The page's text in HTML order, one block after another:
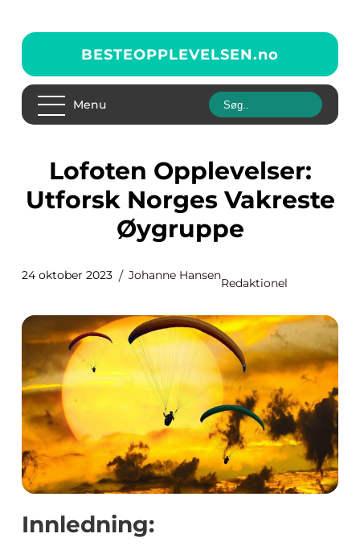
BESTEOPPLEVELSEN.no
Menu
Lofoten Opplevelser:
Utforsk Norges Vakreste
Øygruppe
24 oktober 2023 Johanne Hansen
Redaktionel
Innledning: